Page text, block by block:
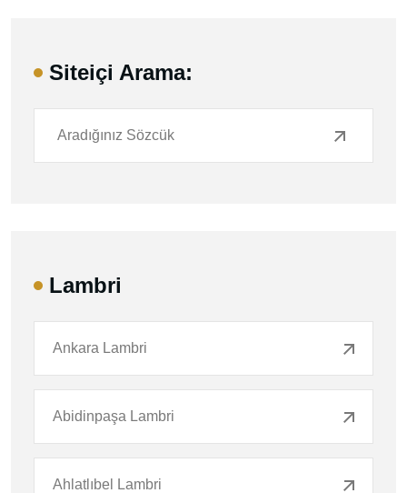
Siteiçi Arama:
Lambri
Ankara Lambri
Abidinpaşa Lambri
Ahlatlıbel Lambri